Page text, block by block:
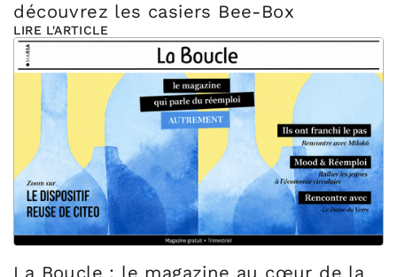
découvrez les casiers Bee-Box
LIRE L'ARTICLE
La Boucle : le magazine au cœur de la